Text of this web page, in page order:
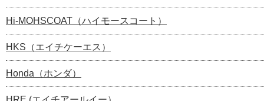
Hi-MOHSCOAT（ハイモースコート）
HKS（エイチケーエス）
Honda（ホンダ）